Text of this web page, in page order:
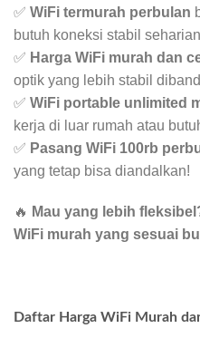
✅ WiFi termurah perbulan
butuh koneksi stabil
✅ Harga WiFi murah dan
optik yang lebih stabil
✅ WiFi portable unlimited
kerja di luar rumah atau
✅ Pasang WiFi 100rb
yang tetap bisa diandalkan!
🔥 Mau yang lebih
WiFi murah yang sesuai
Daftar Harga WiFi Murah